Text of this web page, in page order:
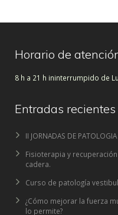
Horario de
8 h a 21 h ininterrumpido de
Entradas recientes
II JORNADAS DE PATOLOGIA
Fisioterapia y
cadera.
Curso de patología
¿Cómo mejorar la fuerza
lo permite?